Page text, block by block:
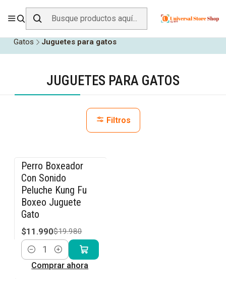
ENVÍO GRATIS SOBRE$19.990EN ZONA CENTRO
Gatos
Juguetes para gatos
JUGUETES PARA GATOS
Filtros
-40% OFF
Perro Boxeador
Con Sonido
Peluche Kung Fu
Boxeo Juguete
Gato
$11.990$19.980
Cantidad
Comprar ahora